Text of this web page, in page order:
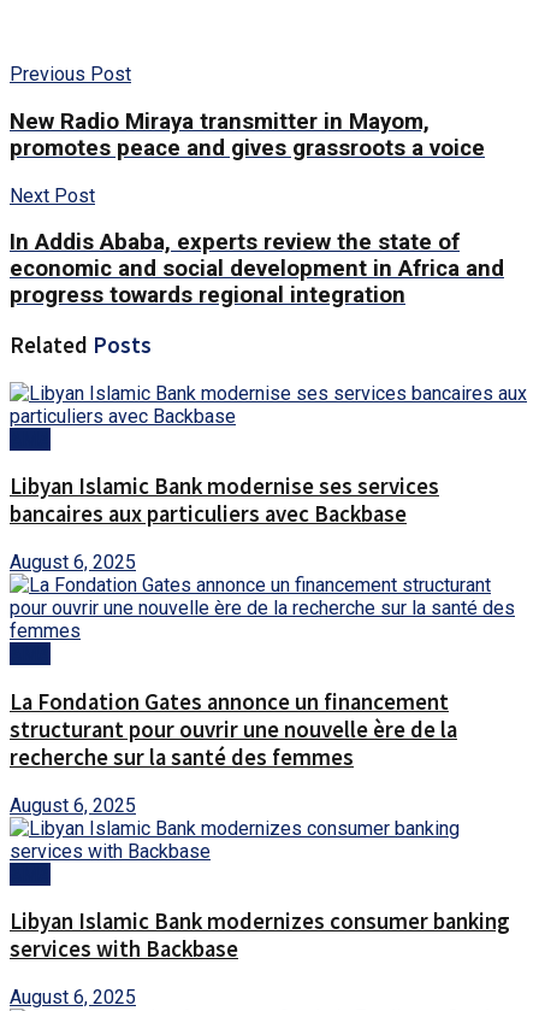
Previous Post
New Radio Miraya transmitter in Mayom,
promotes peace and gives grassroots a voice
Next Post
In Addis Ababa, experts review the state of
economic and social development in Africa and
progress towards regional integration
Related Posts
Libyan Islamic Bank modernise ses services
bancaires aux particuliers avec Backbase
August 6, 2025
La Fondation Gates annonce un financement
structurant pour ouvrir une nouvelle ère de la
recherche sur la santé des femmes
August 6, 2025
Libyan Islamic Bank modernizes consumer banking
services with Backbase
August 6, 2025